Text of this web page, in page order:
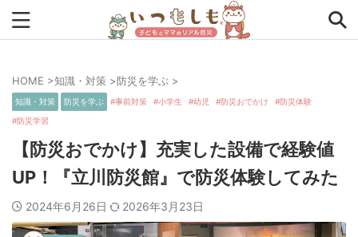
タグから探す
0次の備え
アプリ アルファ米 インタビュー コラム
ローリングストック 主食 事前対策 住まい
HOME >知識・対策 >防災を学ぶ >
知識・対策 防災を学ぶ 事前対策 小学生 幼児 防災おでかけ
防災体験
防災学習
【防災おでかけ】充実した設備で経験値
UP！『立川防災館』で防災体験してみた
2024年6月26日 2026年3月23日